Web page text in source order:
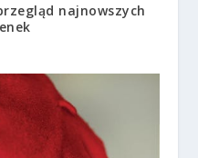
najnowszych